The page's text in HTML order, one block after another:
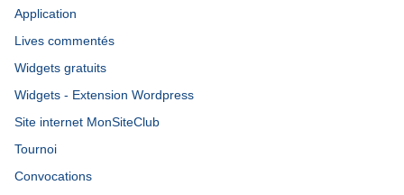
Application
Lives commentés
Widgets gratuits
Widgets - Extension Wordpress
Site internet MonSiteClub
Tournoi
Convocations